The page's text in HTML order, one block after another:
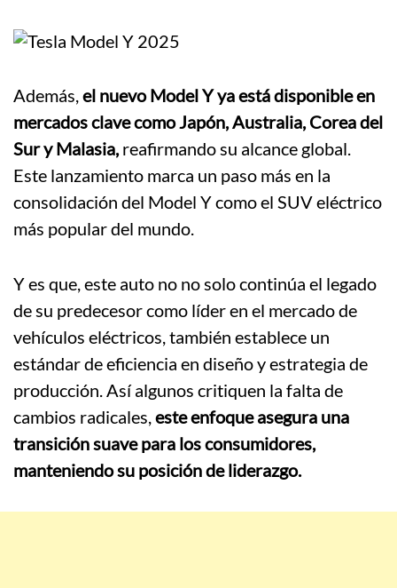
Además,el nuevo Model Y ya está disponible en
mercados clave como Japón, Australia, Corea del
Sur y Malasia,reafirmando su alcance global.
Este lanzamiento marca un paso más en la
consolidación del Model Y como el SUV eléctrico
más popular del mundo.
Y es que, este auto no no solo continúa el legado
de su predecesor como líder en el mercado de
vehículos eléctricos, también establece un
estándar de eficiencia en diseño y estrategia de
producción. Así algunos critiquen la falta de
cambios radicales,este enfoque asegura una
transición suave para los consumidores,
manteniendo su posición de liderazgo.